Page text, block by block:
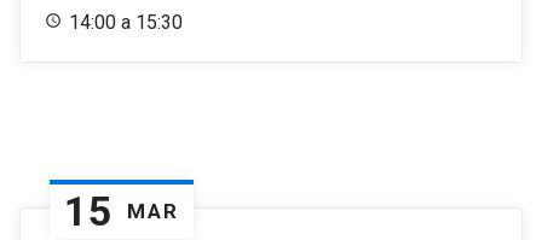
14:00 a 15:30
15 MAR